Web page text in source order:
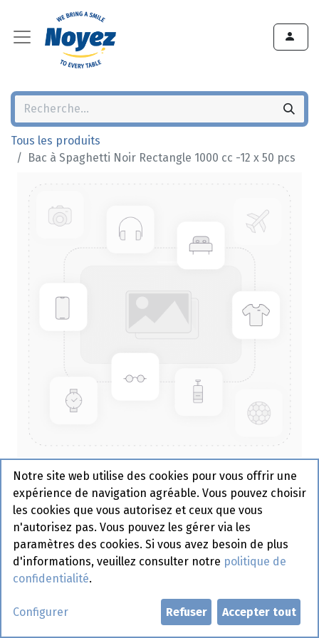
Tous les produits
Bac à Spaghetti Noir Rectangle 1000 cc -12 x 50 pcs
Bac à Spaghetti Noir Rectangle
1000 cc -12 x 50 pcs
Demander un compte
Notre site web utilise des cookies pour vous offrir une
expérience de navigation agréable. Vous pouvez choisir
les cookies que vous autorisez et ceux que vous
n'autorisez pas. Vous pouvez les gérer via les
paramètres des cookies. Si vous avez besoin de plus
d'informations, veuillez consulter notre politique de
confidentialité.
Configurer Refuser Accepter tout